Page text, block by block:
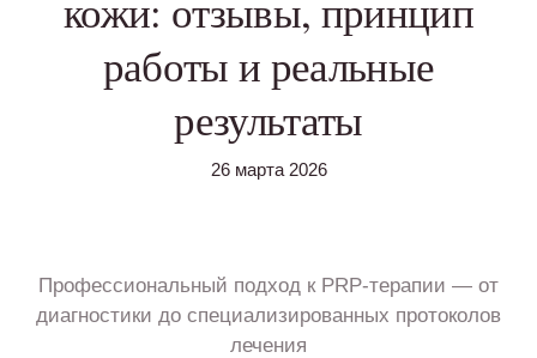
кожи: отзывы, принцип
работы и реальные
результаты
26 марта 2026
Профессиональный подход к PRP-терапии — от
диагностики до специализированных протоколов
лечения